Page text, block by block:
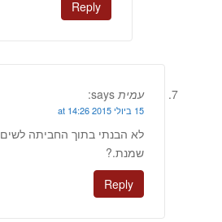
Reply
עמית says:
15 ביולי 2015 at 14:26
לא הבנתי בתוך החביתה לשים
שמנת.?
Reply